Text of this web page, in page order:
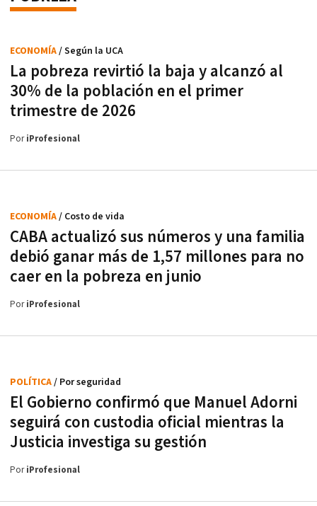
La pobreza revirtió la baja y alcanzó al
30% de la población en el primer
trimestre de 2026
ECONOMÍA/ Según la UCA
PoriProfesional
CABA actualizó sus números y una familia
debió ganar más de 1,57 millones para no
caer en la pobreza en junio
ECONOMÍA/ Costo de vida
PoriProfesional
El Gobierno confirmó que Manuel Adorni
seguirá con custodia oficial mientras la
Justicia investiga su gestión
POLÍTICA/ Por seguridad
PoriProfesional